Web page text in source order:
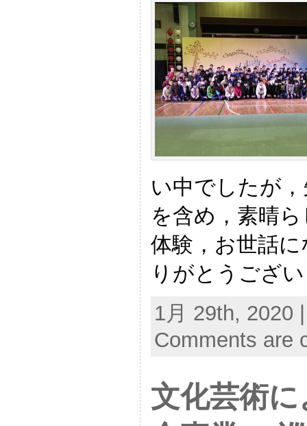
い中でしたが
を含め，素晴
体験，お世話
りがとうござ
1月 29th, 2020
Comments are
文化芸術